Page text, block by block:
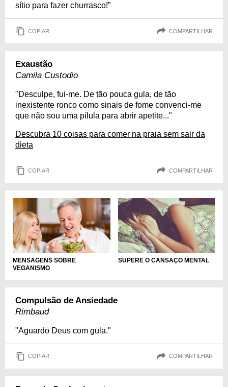
sítio para fazer churrasco!”
COPIAR COMPARTILHAR
Exaustão
Camila Custodio
"Desculpe, fui-me. De tão pouca gula, de tão
inexistente ronco como sinais de fome convenci-me
que não sou uma pílula para abrir apetite..."
Descubra 10 coisas para comer na praia sem sair da
dieta
COPIAR COMPARTILHAR
MENSAGENS SOBRE
VEGANISMO
SUPERE O CANSAÇO MENTAL
Compulsão de Ansiedade
Rimbaud
"Aguardo Deus com gula."
COPIAR COMPARTILHAR